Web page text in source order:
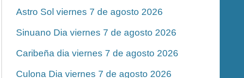
Astro Sol viernes 7 de agosto 2026
Sinuano Dia viernes 7 de agosto 2026
Caribeña dia viernes 7 de agosto 2026
Culona Dia viernes 7 de agosto 2026